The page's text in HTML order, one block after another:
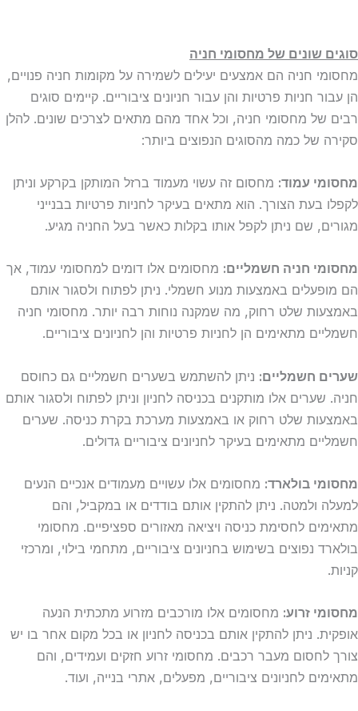
סוגים שונים של מחסומי חניה
מחסומי חניה הם אמצעים יעילים לשמירה על מקומות חניה פנויים,
הן עבור חניות פרטיות והן עבור חניונים ציבוריים. קיימים סוגים
רבים של מחסומי חניה, וכל אחד מהם מתאים לצרכים שונים. להלן
סקירה של כמה מהסוגים הנפוצים ביותר:
מחסומי עמוד: מחסום זה עשוי מעמוד ברזל המותקן בקרקע וניתן
לקפלו בעת הצורך. הוא מתאים בעיקר לחניות פרטיות בבנייני
מגורים, שם ניתן לקפל אותו בקלות כאשר בעל החניה מגיע.
מחסומי חניה חשמליים: מחסומים אלו דומים למחסומי עמוד, אך
הם מופעלים באמצעות מנוע חשמלי. ניתן לפתוח ולסגור אותם
באמצעות שלט רחוק, מה שמקנה נוחות רבה יותר. מחסומי חניה
חשמליים מתאימים הן לחניות פרטיות והן לחניונים ציבוריים.
שערים חשמליים: ניתן להשתמש בשערים חשמליים גם כחוסם
חניה. שערים אלו מותקנים בכניסה לחניון וניתן לפתוח ולסגור אותם
באמצעות שלט רחוק או באמצעות מערכת בקרת כניסה. שערים
חשמליים מתאימים בעיקר לחניונים ציבוריים גדולים.
מחסומי בולארד: מחסומים אלו עשויים מעמודים אנכיים הנעים
למעלה ולמטה. ניתן להתקין אותם בודדים או במקביל, והם
מתאימים לחסימת כניסה ויציאה מאזורים ספציפיים. מחסומי
בולארד נפוצים בשימוש בחניונים ציבוריים, מתחמי בילוי, ומרכזי
קניות.
מחסומי זרוע: מחסומים אלו מורכבים מזרוע מתכתית הנעה
אופקית. ניתן להתקין אותם בכניסה לחניון או בכל מקום אחר בו יש
צורך לחסום מעבר רכבים. מחסומי זרוע חזקים ועמידים, והם
מתאימים לחניונים ציבוריים, מפעלים, אתרי בנייה, ועוד.